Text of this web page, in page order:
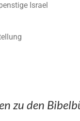
Israel
zu den